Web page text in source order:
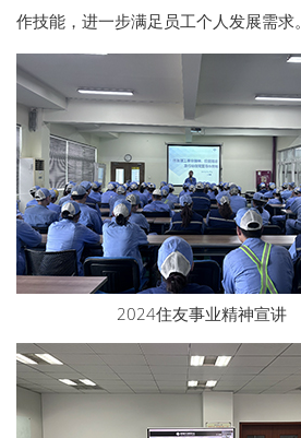
作技能，进一步满足员工个人发展需求。
2024住友事业精神宣讲